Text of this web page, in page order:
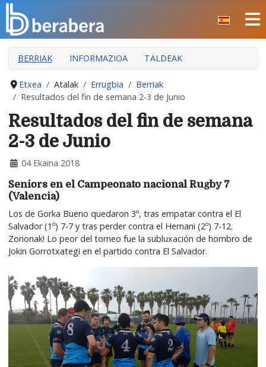
ITXI
HASIERA
KLUBA
MANTEO
ATALAK
JARDUERAK
GIZARTE ARLOA
INDARKERIAREN PREBENTZIOA
BERRIAK INFORMAZIOA TALDEAK
Etxea Atalak Errugbia
Berriak
Resultados del fin de semana 2-3 de Junio
Resultados del fin de semana
2-3 de Junio
04 Ekaina 2018
Seniors en el Campeonato nacional Rugby 7
(Valencia)
Los de Gorka Bueno quedaron 3º, tras empatar contra el El
Salvador (1º) 7-7 y tras perder contra el Hernani (2º) 7-12.
Zorionak! Lo peor del torneo fue la subluxación de hombro de
Jokin Gorrotxategi en el partido contra El Salvador.